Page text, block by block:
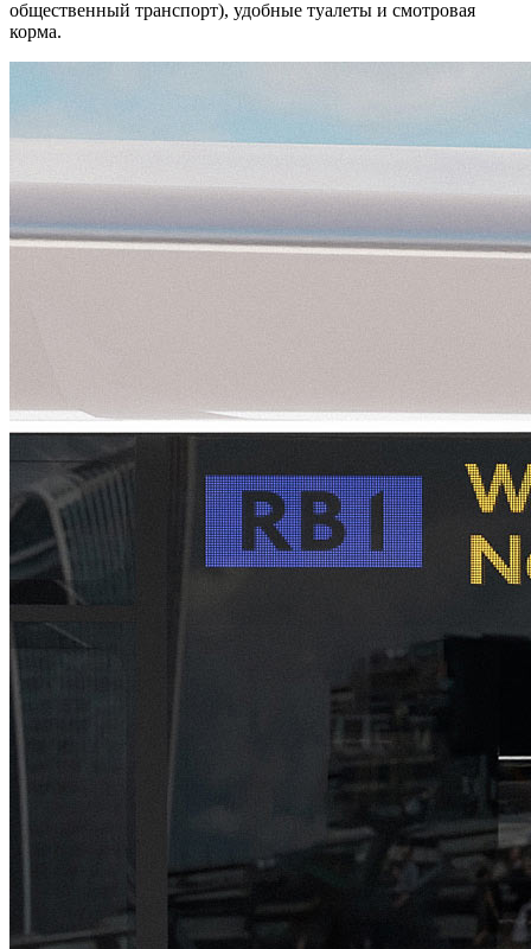
общественный транспорт), удобные туалеты и смотровая
корма.